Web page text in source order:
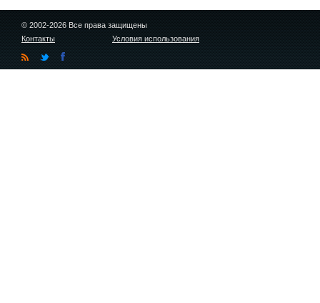
© 2002-2026 Все права защищены
Контакты
Условия использования